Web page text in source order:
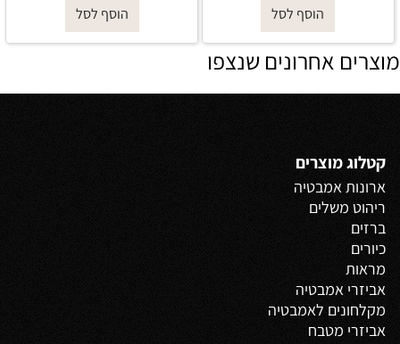
הוסף לסל הוסף לסל
מוצרים אחרונים שנצפו
קטלוג מוצרים
ארונות אמבטיה
ריהוט משלים
ברזים
כיורים
מראות
אביזרי אמבטיה
מקלחונים לאמבטיה
אביזרי מטבח